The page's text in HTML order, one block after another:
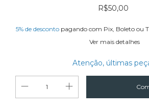
R$50,00
5% de desconto pagando com Pix, Boleto ou
Ver mais detalhes
Atenção, últimas